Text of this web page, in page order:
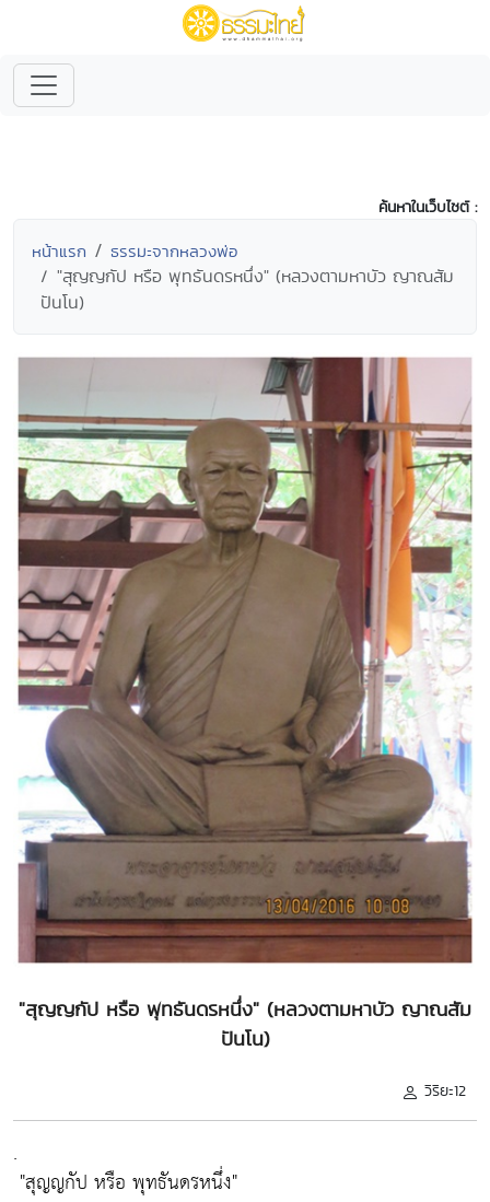
ค้นหาในเว็บไซต์ :
หน้าแรก ธรรมะจากหลวงพ่อ
"สุญญกัป หรือ พุทธันดรหนึ่ง" (หลวงตามหาบัว ญาณสัม
ปันโน)
"สุญญกัป หรือ พุทธันดรหนึ่ง" (หลวงตามหาบัว ญาณสัม
ปันโน)
วิริยะ12
.
"สุญญกัป หรือ พุทธันดรหนึ่ง"